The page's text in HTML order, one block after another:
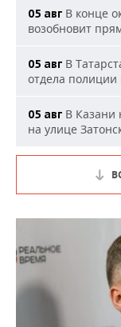
05 авг В конце
возобновит
05 авг В
отдела полиции
05 авг В Казани
на улице